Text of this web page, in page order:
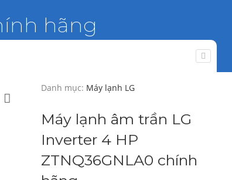
hãng
Danh mục: Máy lạnh LG
Máy lạnh âm trần LG
Inverter 4 HP
ZTNQ36GNLA0 chính